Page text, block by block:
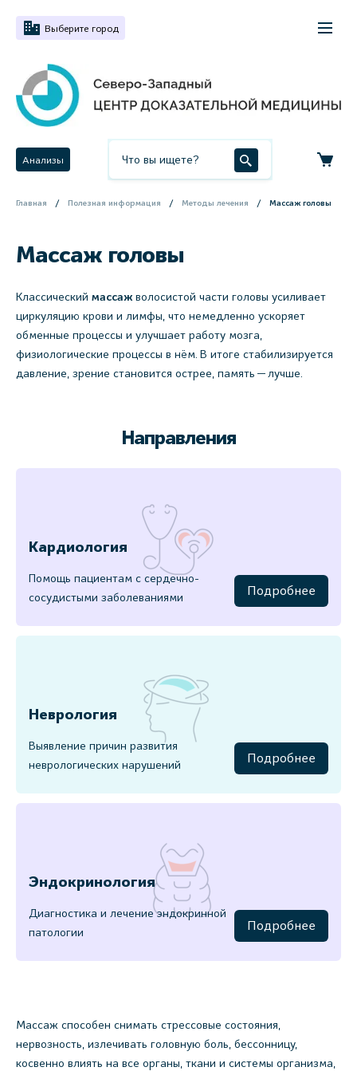
Выберите город
Анализы
Главная Полезная информация Методы лечения Массаж головы
Массаж головы
Классический массаж волосистой части головы усиливает
циркуляцию крови и лимфы, что немедленно ускоряет
обменные процессы и улучшает работу мозга,
физиологические процессы в нём. В итоге стабилизируется
давление, зрение становится острее, память — лучше.
Направления
Кардиология
Помощь пациентам с сердечно-
сосудистыми заболеваниями
Подробнее
Неврология
Выявление причин развития
неврологических нарушений
Подробнее
Эндокринология
Диагностика и лечение эндокринной
патологии
Подробнее
Массаж способен снимать стрессовые состояния,
нервозность, излечивать головную боль, бессонницу,
косвенно влиять на все органы, ткани и системы организма,